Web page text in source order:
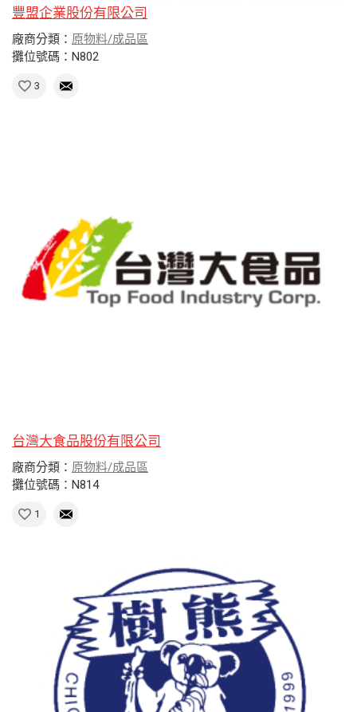
豐盟企業股份有限公司
廠商分類： 原物料/成品區
攤位號碼：N802
3
台灣大食品股份有限公司
廠商分類： 原物料/成品區
攤位號碼：N814
1